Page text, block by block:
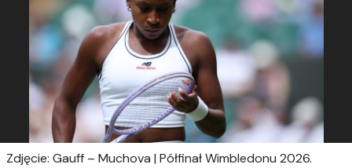
Zdjęcie: Gauff – Muchova | Półfinał Wimbledonu 2026.